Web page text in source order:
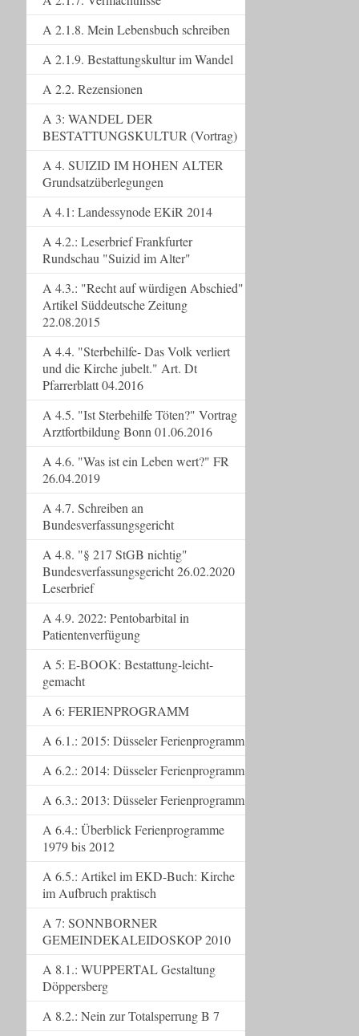
A 2.1.8. Mein Lebensbuch schreiben
A 2.1.9. Bestattungskultur im Wandel
A 2.2. Rezensionen
A 3: WANDEL DER
BESTATTUNGSKULTUR (Vortrag)
A 4. SUIZID IM HOHEN ALTER
Grundsatzüberlegungen
A 4.1: Landessynode EKiR 2014
A 4.2.: Leserbrief Frankfurter
Rundschau "Suizid im Alter"
A 4.3.: "Recht auf würdigen Abschied"
Artikel Süddeutsche Zeitung
22.08.2015
A 4.4. "Sterbehilfe- Das Volk verliert
und die Kirche jubelt." Art. Dt
Pfarrerblatt 04.2016
A 4.5. "Ist Sterbehilfe Töten?" Vortrag
Arztfortbildung Bonn 01.06.2016
A 4.6. "Was ist ein Leben wert?" FR
26.04.2019
A 4.7. Schreiben an
Bundesverfassungsgericht
A 4.8. "§ 217 StGB nichtig"
Bundesverfassungsgericht 26.02.2020
Leserbrief
A 4.9. 2022: Pentobarbital in
Patientenverfügung
A 5: E-BOOK: Bestattung-leicht-
gemacht
A 6: FERIENPROGRAMM
A 6.1.: 2015: Düsseler Ferienprogramm
A 6.2.: 2014: Düsseler Ferienprogramm
A 6.3.: 2013: Düsseler Ferienprogramm
A 6.4.: Überblick Ferienprogramme
1979 bis 2012
A 6.5.: Artikel im EKD-Buch: Kirche
im Aufbruch praktisch
A 7: SONNBORNER
GEMEINDEKALEIDOSKOP 2010
A 8.1.: WUPPERTAL Gestaltung
Döppersberg
A 8.2.: Nein zur Totalsperrung B 7